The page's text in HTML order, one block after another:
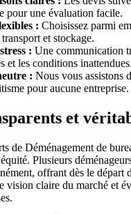
pour une évaluation facile.
: Choisissez parmi
et stockage.
: Une communication
et les conditions inattendues.
: Nous vous assistons
pour aucune entreprise.
et
de Déménagement de
Plusieurs
offrant dès le départ
vision claire du marché et